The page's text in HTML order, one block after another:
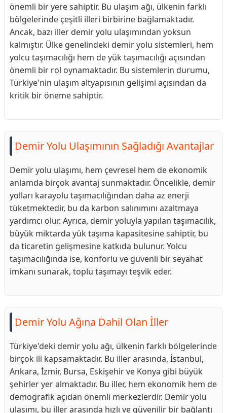
önemli bir yere sahiptir. Bu ulaşım ağı, ülkenin farklı
bölgelerinde çeşitli illeri birbirine bağlamaktadır.
Ancak, bazı iller demir yolu ulaşımından yoksun
kalmıştır. Ülke genelindeki demir yolu sistemleri, hem
yolcu taşımacılığı hem de yük taşımacılığı açısından
önemli bir rol oynamaktadır. Bu sistemlerin durumu,
Türkiye'nin ulaşım altyapısının gelişimi açısından da
kritik bir öneme sahiptir.
Demir Yolu Ulaşımının Sağladığı Avantajlar
Demir yolu ulaşımı, hem çevresel hem de ekonomik
anlamda birçok avantaj sunmaktadır. Öncelikle, demir
yolları karayolu taşımacılığından daha az enerji
tüketmektedir, bu da karbon salınımını azaltmaya
yardımcı olur. Ayrıca, demir yoluyla yapılan taşımacılık,
büyük miktarda yük taşıma kapasitesine sahiptir, bu
da ticaretin gelişmesine katkıda bulunur. Yolcu
taşımacılığında ise, konforlu ve güvenli bir seyahat
imkanı sunarak, toplu taşımayı teşvik eder.
Demir Yolu Ağına Dahil Olan İller
Türkiye'deki demir yolu ağı, ülkenin farklı bölgelerinde
birçok ili kapsamaktadır. Bu iller arasında, İstanbul,
Ankara, İzmir, Bursa, Eskişehir ve Konya gibi büyük
şehirler yer almaktadır. Bu iller, hem ekonomik hem de
demografik açıdan önemli merkezlerdir. Demir yolu
ulaşımı, bu iller arasında hızlı ve güvenilir bir bağlantı